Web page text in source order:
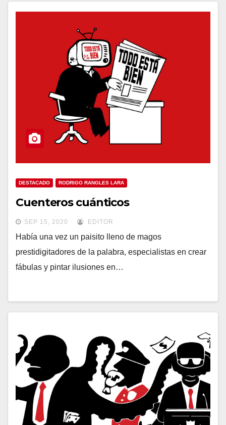
DESTACADO RODRIGO RANGLES LARA
Cuenteros cuánticos
SEP 15, 2020 EDITOR
Había una vez un paisito lleno de magos
prestidigitadores de la palabra, especialistas en crear
fábulas y pintar ilusiones en…